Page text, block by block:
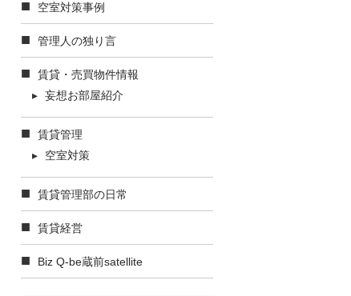
空室対策事例
管理人の独り言
賃貸・売買物件情報
妄想お部屋紹介
賃貸管理
空室対策
賃貸管理部の日常
賃貸経営
Biz Q-be蔵前satellite